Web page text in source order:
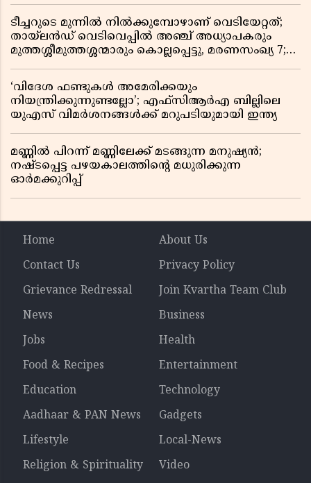
ടീച്ചറുടെ മുന്നിൽ നിൽക്കുമ്പോഴാണ് വെടിയേറ്റത്;
തായ്‌ലൻഡ് വെടിവെപ്പിൽ അഞ്ച് അധ്യാപകരും
മുത്തശ്ശീമുത്തശ്ശന്മാരും കൊല്ലപ്പെട്ടു, മരണസംഖ്യ 7;
‘വിദേശ ഫണ്ടുകൾ അമേരിക്കയും
നിയന്ത്രിക്കുന്നുണ്ടല്ലോ’; എഫ്സിആർഎ ബില്ലിലെ
യുഎസ് വിമർശനങ്ങൾക്ക് മറുപടിയുമായി ഇന്ത്യ
മണ്ണിൽ പിറന്ന് മണ്ണിലേക്ക് മടങ്ങുന്ന മനുഷ്യൻ;
നഷ്ടപ്പെട്ട പഴയകാലത്തിൻ്റെ മധുരിക്കുന്ന
ഓർമക്കുറിപ്പ്
Home
About Us
Contact Us
Privacy Policy
Grievance Redressal
Join Kvartha Team Club
News
Business
Jobs
Health
Food & Recipes
Entertainment
Education
Technology
Aadhaar & PAN News
Gadgets
Lifestyle
Local-News
Religion & Spirituality
Video